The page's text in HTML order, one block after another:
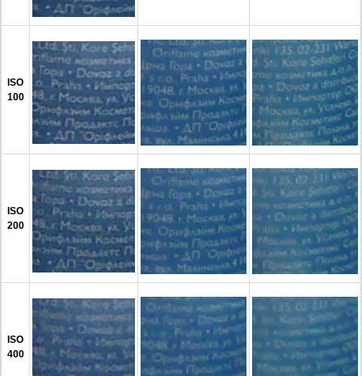
ISO
100
ISO
200
ISO
400